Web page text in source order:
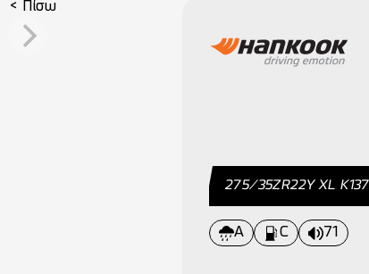
< Πίσω
275/35ZR22Y XL
A C 71